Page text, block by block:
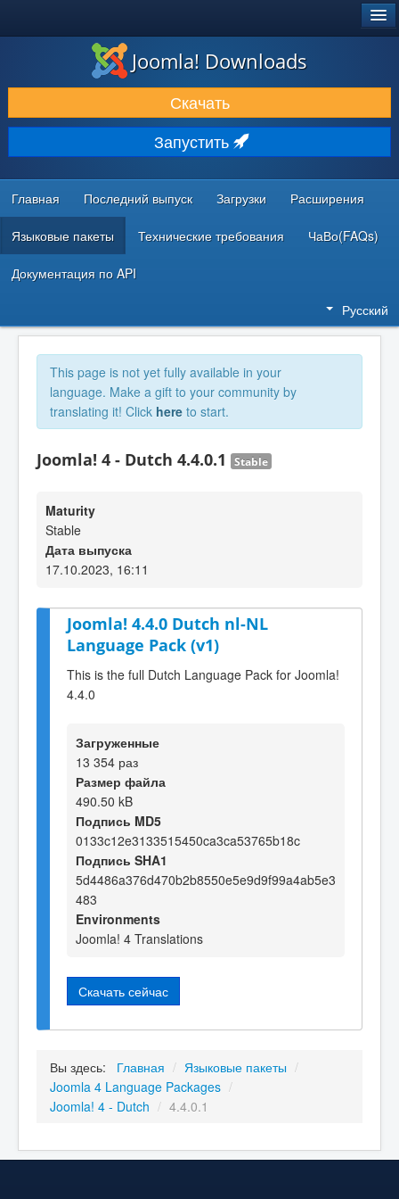
ЗАГРУЗКИ И РАСШИРЕНИЯ
ДОКУМЕНТАЦИЯ И ОБУЧЕНИЕ
СООБЩЕСТВО И ПОДДЕРЖКА
РЕСУРСЫ ДЛЯ РАЗРАБОТЧИКОВ
Joomla! Downloads
Скачать
Запустить
Главная Последний выпуск Загрузки Расширения
Языковые пакеты Технические требования ЧаВо(FAQs)
Документация по API
Русский
This page is not yet fully available in your
language. Make a gift to your community by
translating it! Click here to start.
Joomla! 4 - Dutch 4.4.0.1 Stable
Maturity
Stable
Дата выпуска
17.10.2023, 16:11
Joomla! 4.4.0 Dutch nl-NL
Language Pack (v1)
This is the full Dutch Language Pack for Joomla!
4.4.0
Загруженные
13 354 раз
Размер файла
490.50 kB
Подпись MD5
0133c12e3133515450ca3ca53765b18c
Подпись SHA1
5d4486a376d470b2b8550e5e9d9f99a4ab5e3
483
Environments
Joomla! 4 Translations
Скачать сейчас
Вы здесь: Главная / Языковые пакеты /
Joomla 4 Language Packages /
Joomla! 4 - Dutch / 4.4.0.1